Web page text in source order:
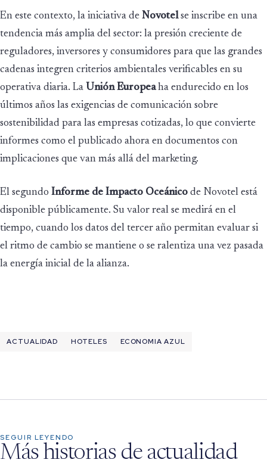
En este contexto, la iniciativa de Novotelse inscribe en una
tendencia más amplia del sector: la presión creciente de
reguladores, inversores y consumidores para que las grandes
cadenas integren criterios ambientales verificables en su
operativa diaria. La Unión Europeaha endurecido en los
últimos años las exigencias de comunicación sobre
sostenibilidad para las empresas cotizadas, lo que convierte
informes como el publicado ahora en documentos con
implicaciones que van más allá del marketing.
El segundo Informe de Impacto Oceánico de Novotel está
disponible públicamente. Su valor real se medirá en el
tiempo, cuando los datos del tercer año permitan evaluar si
el ritmo de cambio se mantiene o se ralentiza una vez pasada
la energía inicial de la alianza.
ACTUALIDAD HOTELES ECONOMIA AZUL
SEGUIR LEYENDO
Más historias de actualidad